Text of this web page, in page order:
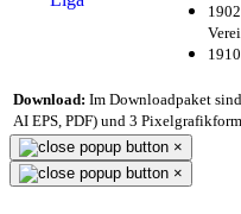
Download: Im Downloadpaket
AI EPS, PDF) und 3
×
×